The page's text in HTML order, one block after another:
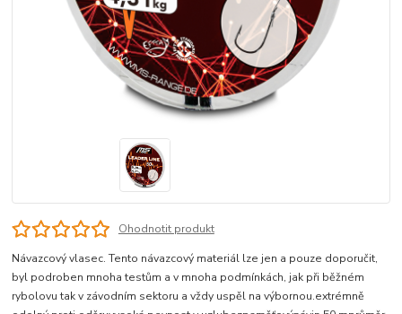
Ohodnotit produkt
Návazcový vlasec. Tento návazcový materiál lze jen a pouze doporučit,
byl podroben mnoha testům a v mnoha podmínkách, jak při běžném
rybolovu tak v závodním sektoru a vždy uspěl na výbornou.extrémně